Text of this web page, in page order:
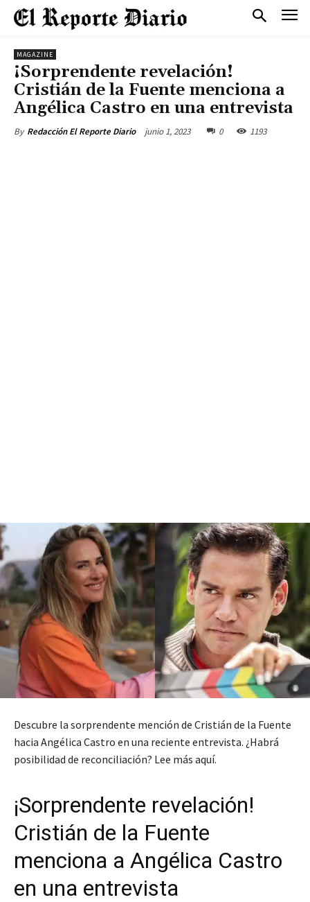
MAGAZINE
¡Sorprendente revelación!
Cristián de la Fuente menciona a
Angélica Castro en una entrevista
By Redacción El Reporte Diario junio 1, 2023 0 1193
Descubre la sorprendente mención de Cristián de la Fuente
hacia Angélica Castro en una reciente entrevista. ¿Habrá
posibilidad de reconciliación? Lee más aquí.
¡Sorprendente revelación!
Cristián de la Fuente
menciona a Angélica Castro
en una entrevista